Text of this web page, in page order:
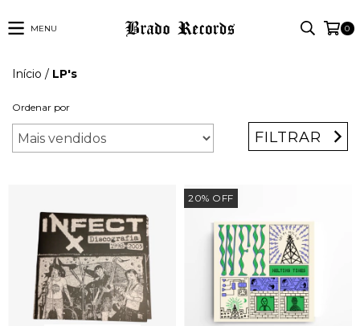
MENU 0
Início / LP's
Ordenar por
FILTRAR
20% OFF